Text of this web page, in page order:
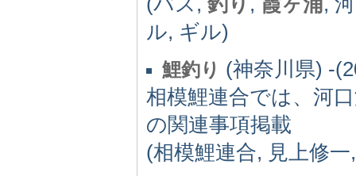
ル, ギル)
鯉釣り (神奈川県) -
相模鯉連合では、河
の関連事項掲載
(相模鯉連合, 見上修